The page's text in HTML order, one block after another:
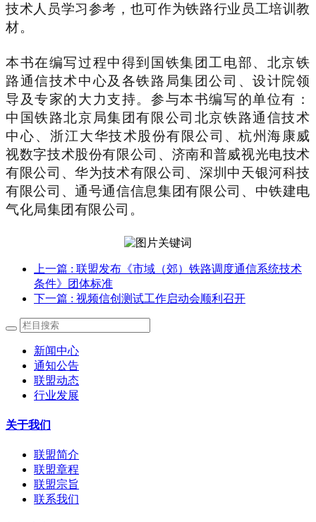
技术人员学习参考，也可作为铁路行业员工培训教
材。
本书在编写过程中得到国铁集团工电部、北京铁
路通信技术中心及各铁路局集团公司、设计院领
导及专家的大力支持。参与本书编写的单位有：
中国铁路北京局集团有限公司北京铁路通信技术
中心、浙江大华技术股份有限公司、杭州海康威
视数字技术股份有限公司、济南和普威视光电技术
有限公司、华为技术有限公司、深圳中天银河科技
有限公司、通号通信信息集团有限公司、中铁建电
气化局集团有限公司。
上一篇 : 联盟发布《市域（郊）铁路调度通信系统技术
条件》团体标准
下一篇 : 视频信创测试工作启动会顺利召开
新闻中心
通知公告
联盟动态
行业发展
关于我们
联盟简介
联盟章程
联盟宗旨
联系我们